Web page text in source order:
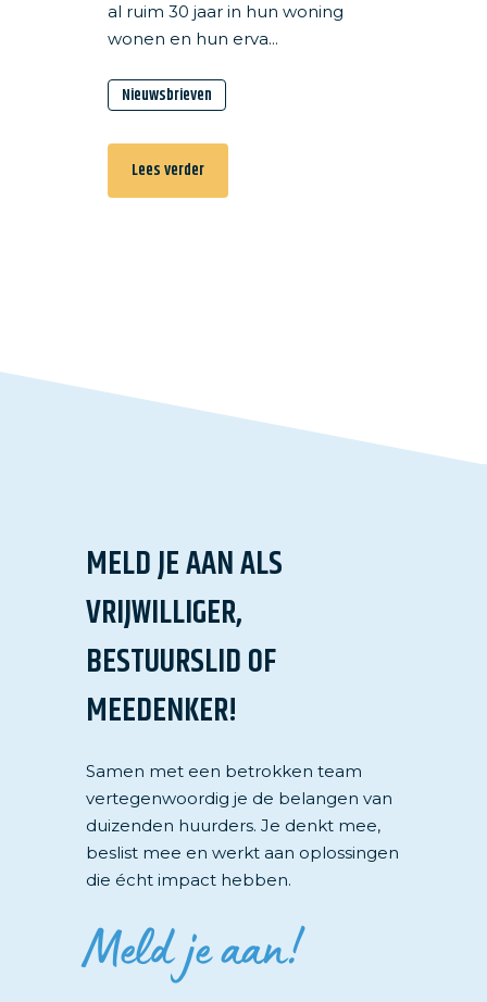
al ruim 30 jaar in hun woning
wonen en hun erva...
Nieuwsbrieven
Lees verder
MELD JE AAN ALS
VRIJWILLIGER,
BESTUURSLID OF
MEEDENKER!
Samen met een betrokken team
vertegenwoordig je de belangen van
duizenden huurders. Je denkt mee,
beslist mee en werkt aan oplossingen
die écht impact hebben.
Meld je aan!